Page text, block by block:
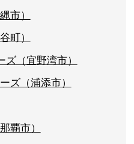
市）
町）
（宜野湾市）
ズ（浦添市）
覇市）